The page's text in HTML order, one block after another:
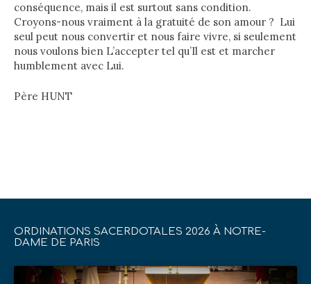
conséquence, mais il est surtout sans condition.
Croyons-nous vraiment à la gratuité de son amour ? Lui
seul peut nous convertir et nous faire vivre, si seulement
nous voulons bien L’accepter tel qu’Il est et marcher
humblement avec Lui.
Père HUNT
ORDINATIONS SACERDOTALES 2026 À NOTRE-
DAME DE PARIS